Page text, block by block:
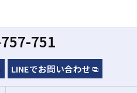
751
LINEでお問い合わせ